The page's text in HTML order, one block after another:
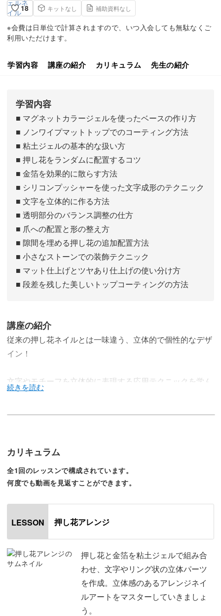
18
キットなし 補助資料なし
※会費は日単位で計算されますので、いつ入会しても無駄なくご
利用いただけます。
学習内容 講座の紹介 カリキュラム 先生の紹介
学習内容
■ マグネットカラージェルを使ったベースの作り方
■ ノンワイプマットトップでのコーティング方法
■ 粘土ジェルの基本的な扱い方
■ 押し花をランダムに配置するコツ
■ 金箔を効果的に散らす方法
■ シリコンプッシャーを使った文字成形のテクニック
■ 文字を立体的に作る方法
■ 透明部分のバランス調整の仕方
■ 爪への配置と形の整え方
■ 隙間を埋める押し花の追加配置方法
■ 小さなストーンでの装飾テクニック
■ マット仕上げとツヤあり仕上げの使い分け方
■ 段差を残した美しいトップコーティングの方法
講座の紹介
従来の押し花ネイルとは一味違う、立体的で個性的なデザ
イン！
文字やモチーフを立体的に表現する応用テクニックを学ん
でいきましょう。
今回の講座で解説するのは、作りやすい「O」の文字。
テクニックをマスターすれば、どんな文字も作れるように
ベースカラーもお好みのものを使っていただいて大丈夫。
自由度の高いアートにできるのもこのデザインの魅力で
カリキュラム
全1回のレッスンで構成されています。
何度でも動画を見返すことができます。
LESSON 押し花アレンジ
押し花と金箔を粘土ジェルで組み合
わせ、文字やリング状の立体パーツ
を作成。立体感のあるアレンジネイ
ルアートをマスターしていきましょ
う。